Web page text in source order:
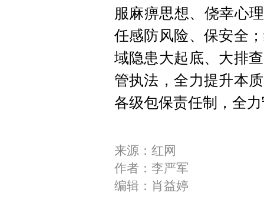
服麻痹思想、侥幸心
任感防风险、保安全
域隐患大起底、大排
管执法，全力提升本
各级包保责任制，全
来源：红网
作者：李严军
编辑：肖益婷